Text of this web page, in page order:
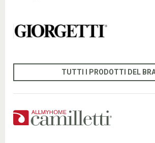
TUTTI I PRODOTTI DEL